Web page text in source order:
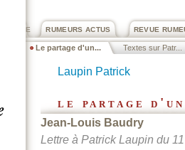
REVUE
RUMEURS ACTUS
Le partage d'un... Textes sur Patr...
Laupin Patrick
le partage
Jean-Louis Baudry
Lettre à Patrick Laupin du